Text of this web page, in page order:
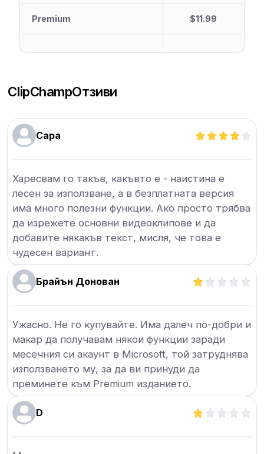
Premium $11.99
ClipChampОтзиви
Сара
Харесвам го такъв, какъвто е - наистина е
лесен за използване, а в безплатната версия
има много полезни функции. Ако просто трябва
да изрежете основни видеоклипове и да
добавите някакъв текст, мисля, че това е
чудесен вариант.
Брайън Донован
Ужасно. Не го купувайте. Има далеч по-добри и
макар да получавам някои функции заради
месечния си акаунт в Microsoft, той затруднява
използването му, за да ви принуди да
преминете към Premium изданието.
D